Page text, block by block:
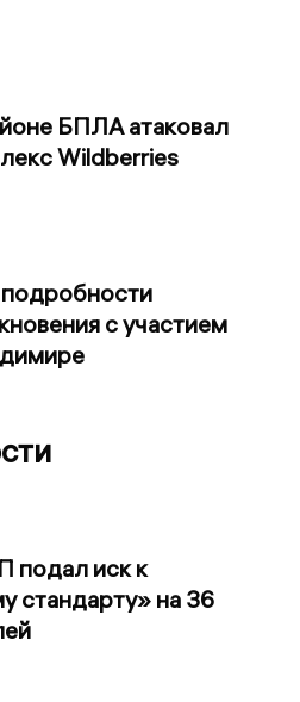
БПЛА атаковал
Wildberries
с участием
подал иск к
стандарту» на 36